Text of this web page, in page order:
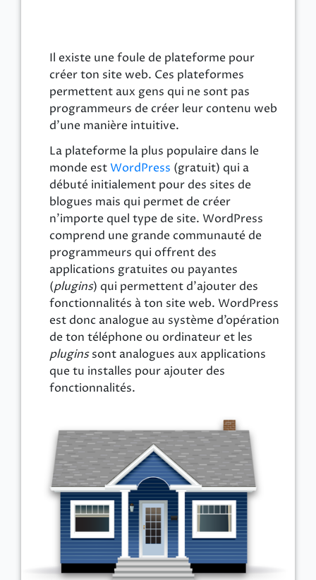
Il existe une foule de plateforme pour
créer ton site web. Ces plateformes
permettent aux gens qui ne sont pas
programmeurs de créer leur contenu web
d’une manière intuitive.
La plateforme la plus populaire dans le
monde estWordPress (gratuit) qui a
débuté initialement pour des sites de
blogues mais qui permet de créer
n’importe quel type de site. WordPress
comprend une grande communauté de
programmeurs qui offrent des
applications gratuites ou payantes
(plugins) qui permettent d’ajouter des
fonctionnalités à ton site web. WordPress
est donc analogue au système d’opération
de ton téléphone ou ordinateur et les
pluginssont analogues aux applications
que tu installes pour ajouter des
fonctionnalités.